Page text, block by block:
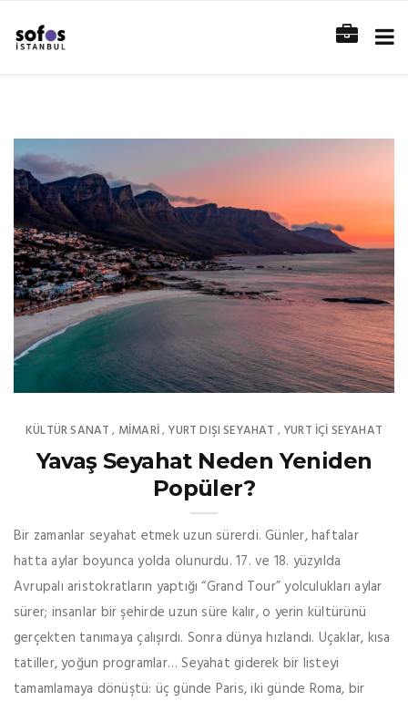
KÜLTÜR SANAT , MIMARI, YURT DIŞI SEYAHAT , YURT İÇİ SEYAHAT
Yavaş Seyahat Neden Yeniden
Popüler?
Bir zamanlar seyahat etmek uzun sürerdi. Günler, haftalar
hatta aylar boyunca yolda olunurdu. 17. ve 18. yüzyılda
Avrupalı aristokratların yaptığı “Grand Tour” yolculukları aylar
sürer; insanlar bir şehirde uzun süre kalır, o yerin kültürünü
gerçekten tanımaya çalışırdı. Sonra dünya hızlandı. Uçaklar, kısa
tatiller, yoğun programlar… Seyahat giderek bir listeyi
tamamlamaya dönüştü: üç günde Paris, iki günde Roma, bir